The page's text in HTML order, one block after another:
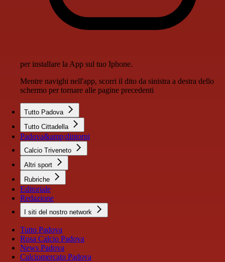
per installare la App sul tuo Iphone.
Mentre navighi nell'app, scorri il dito da sinistra a destra dello
schermo per tornare alle pagine precedenti
Tutto Padova
Tutto Cittadella
Padova&amp;dintorni
Calcio Triveneto
Altri sport
Rubriche
Editoriale
Redazione
I siti del nostro network
Tutto Padova
Rosa Calcio Padova
News Padova
Calciomercato Padova